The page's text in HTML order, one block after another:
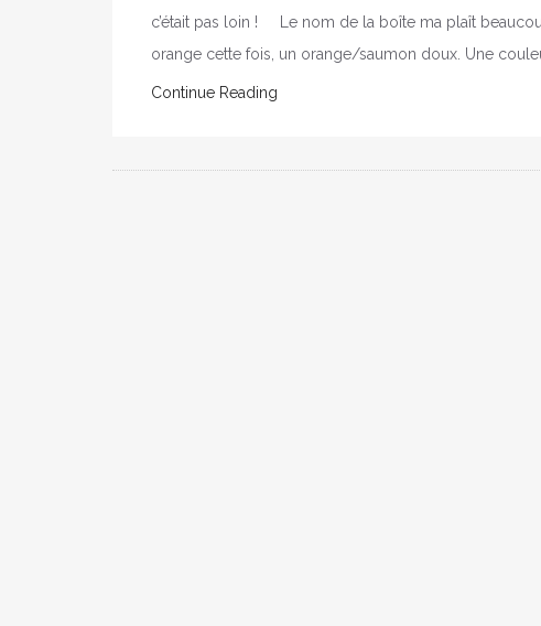
c’était pas loin ! Le nom de la boîte ma plaît
orange cette fois, un orange/saumon doux. Une
Continue Reading